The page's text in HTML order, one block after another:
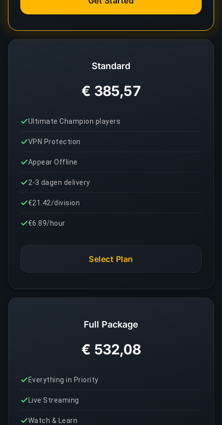
Standard
€ 385,57
Ultimate Champion players
VPN Protection
Appear Offline
2-3 dagen delivery
€21.42/division
€6.89/hour
Select Plan
Full Package
€ 532,08
Everything in Priority
Live Streaming
Watch & Learn